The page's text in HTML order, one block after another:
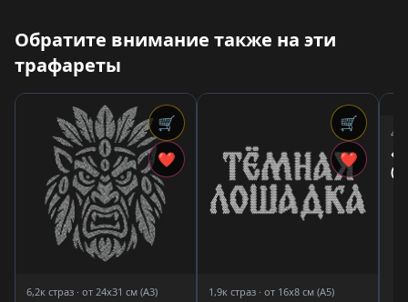
Обратите внимание также на эти
трафареты
🛒
❤
6,2к страз · от 24x31 см (A3)
🛒
❤
1,9к страз · от 16x8 см (A5)